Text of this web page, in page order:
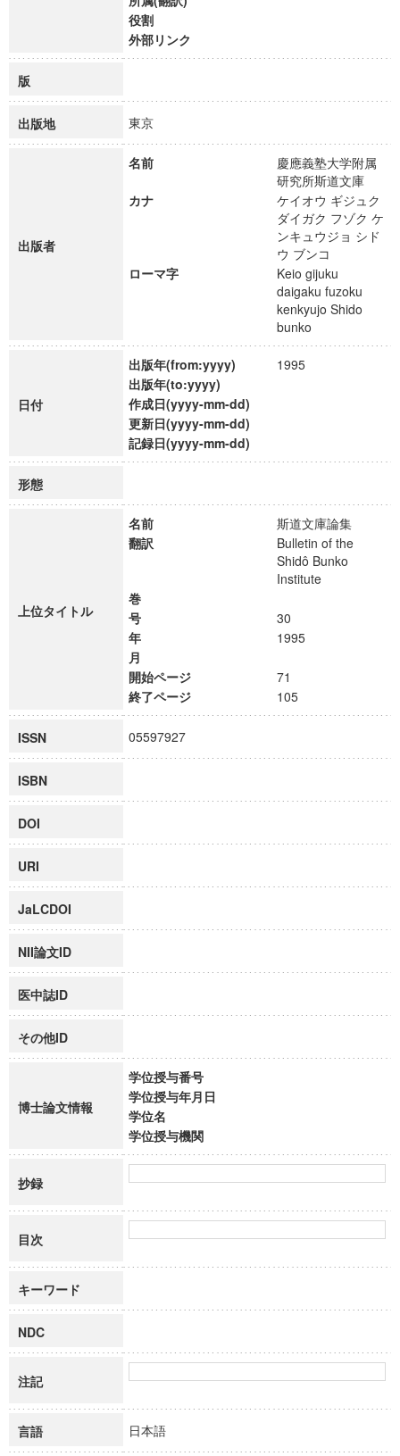
役割
外部リンク
版
出版地 東京
出版者
名前
慶應義塾大学附属
研究所斯道文庫
カナ
ケイオウ ギジュク
ダイガク フゾク ケ
ンキュウジョ シド
ウ ブンコ
ローマ字
Keio gijuku
daigaku fuzoku
kenkyujo Shido
bunko
日付
出版年(from:yyyy)
1995
出版年(to:yyyy)
作成日(yyyy-mm-dd)
更新日(yyyy-mm-dd)
記録日(yyyy-mm-dd)
形態
上位タイトル
名前
斯道文庫論集
翻訳
Bulletin of the
Shidô Bunko
Institute
巻
号
30
年
1995
月
開始ページ
71
終了ページ
105
ISSN 05597927
ISBN
DOI
URI
JaLCDOI
NII論文ID
医中誌ID
その他ID
博士論文情報
学位授与番号
学位授与年月日
学位名
学位授与機関
抄録
目次
キーワード
NDC
注記
言語 日本語